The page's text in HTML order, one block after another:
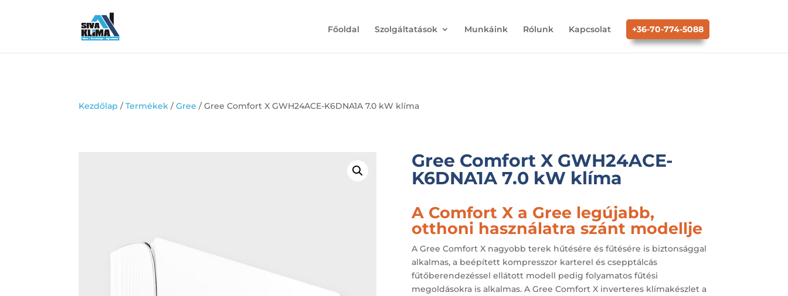
Főoldal Szolgáltatások Munkáink Rólunk Kapcsolat +36-70-774-5088
Kezdőlap /Termékek /Gree / Gree Comfort X GWH24ACE-K6DNA1A 7.0 kW klíma
Gree Comfort X GWH24ACE-
K6DNA1A 7.0 kW klíma
A Comfort X a Gree legújabb,
otthoni használatra szánt modellje
A Gree Comfort X nagyobb terek hűtésére és fűtésére is biztonsággal
alkalmas, a beépített kompresszor karterel és csepptálcás
fűtőberendezéssel ellátott modell pedig folyamatos fűtési
megoldásokra is alkalmas. A Gree Comfort X inverteres klímakészlet a